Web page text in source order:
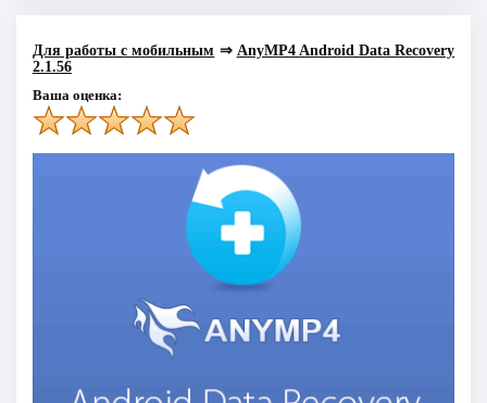
Для работы с мобильным ⇒ AnyMP4 Android Data Recovery
2.1.56
Ваша оценка: